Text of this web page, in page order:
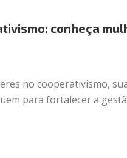
conheça
no cooperativismo,
para fortalecer a